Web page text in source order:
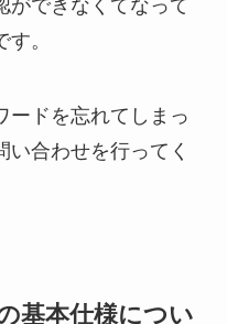
ができなくてなって
。
ードを忘れてしまっ
い合わせを行ってく
基本仕様につい